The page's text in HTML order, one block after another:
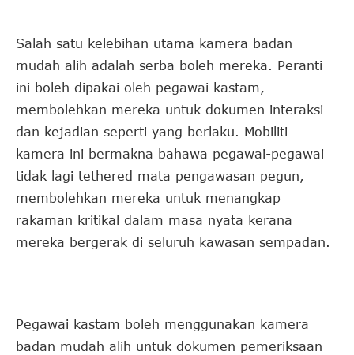
Salah satu kelebihan utama kamera badan
mudah alih adalah serba boleh mereka. Peranti
ini boleh dipakai oleh pegawai kastam,
membolehkan mereka untuk dokumen interaksi
dan kejadian seperti yang berlaku. Mobiliti
kamera ini bermakna bahawa pegawai-pegawai
tidak lagi tethered mata pengawasan pegun,
membolehkan mereka untuk menangkap
rakaman kritikal dalam masa nyata kerana
mereka bergerak di seluruh kawasan sempadan.
Pegawai kastam boleh menggunakan kamera
badan mudah alih untuk dokumen pemeriksaan